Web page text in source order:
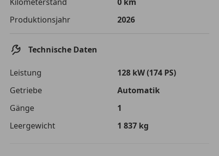
Monatliche Rate € 468,43
Jahre. Zinsspanne Sollzinssatz: 2,90% - 14,90%.
Produktionsjahr
2026
Technische Daten
Leistung
128 kW (174 PS)
Getriebe
Automatik
Gänge
1
Leergewicht
1 837 kg